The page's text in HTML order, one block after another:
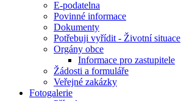
E-podatelna
Povinné informace
Dokumenty
Potřebuji vyřídit - Životní situace
Orgány obce
Informace pro zastupitele
Žádosti a formuláře
Veřejné zakázky
Fotogalerie